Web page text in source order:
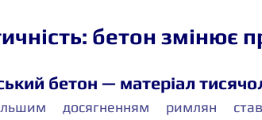
бетон змінює
бетон — матеріал
досягненням римлян